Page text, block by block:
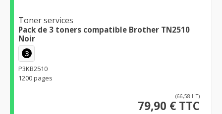
Toner services
Pack de 3 toners compatible Brother TN2510
Noir
3
P3KB2510
1200 pages
(66,58 HT)
79,90 € TTC